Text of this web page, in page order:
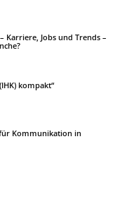
Karriere, Jobs und Trends –
kompakt“
Kommunikation in